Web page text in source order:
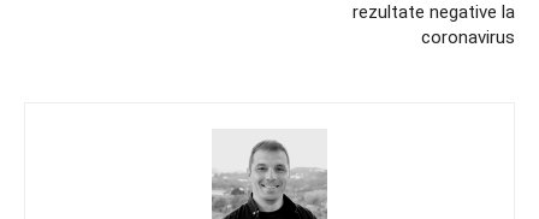
rezultate negative la
coronavirus